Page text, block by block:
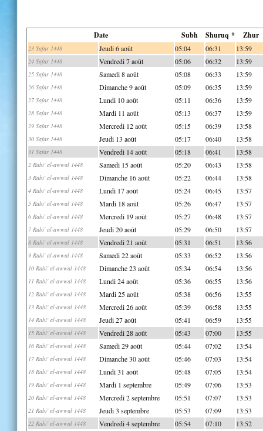
Date Subh Shuruq * Zhur
23 Safar 1448 Jeudi 6 août 05:04 06:31 13:59
24 Safar 1448 Vendredi 7 août 05:06 06:32 13:59
25 Safar 1448 Samedi 8 août 05:08 06:33 13:59
26 Safar 1448 Dimanche 9 août 05:09 06:35 13:59
27 Safar 1448 Lundi 10 août 05:11 06:36 13:59
28 Safar 1448 Mardi 11 août 05:13 06:37 13:59
29 Safar 1448 Mercredi 12 août 05:15 06:39 13:58
30 Safar 1448 Jeudi 13 août 05:17 06:40 13:58
31 Safar 1448 Vendredi 14 août 05:18 06:41 13:58
2 Rabi' al-awwal 1448 Samedi 15 août 05:20 06:43 13:58
3 Rabi' al-awwal 1448 Dimanche 16 août 05:22 06:44 13:58
4 Rabi' al-awwal 1448 Lundi 17 août 05:24 06:45 13:57
5 Rabi' al-awwal 1448 Mardi 18 août 05:26 06:47 13:57
6 Rabi' al-awwal 1448 Mercredi 19 août 05:27 06:48 13:57
7 Rabi' al-awwal 1448 Jeudi 20 août 05:29 06:50 13:57
8 Rabi' al-awwal 1448 Vendredi 21 août 05:31 06:51 13:56
9 Rabi' al-awwal 1448 Samedi 22 août 05:33 06:52 13:56
10 Rabi' al-awwal 1448 Dimanche 23 août 05:34 06:54 13:56
11 Rabi' al-awwal 1448 Lundi 24 août 05:36 06:55 13:56
12 Rabi' al-awwal 1448 Mardi 25 août 05:38 06:56 13:55
13 Rabi' al-awwal 1448 Mercredi 26 août 05:39 06:58 13:55
14 Rabi' al-awwal 1448 Jeudi 27 août 05:41 06:59 13:55
15 Rabi' al-awwal 1448 Vendredi 28 août 05:43 07:00 13:55
16 Rabi' al-awwal 1448 Samedi 29 août 05:44 07:02 13:54
17 Rabi' al-awwal 1448 Dimanche 30 août 05:46 07:03 13:54
18 Rabi' al-awwal 1448 Lundi 31 août 05:48 07:05 13:54
19 Rabi' al-awwal 1448 Mardi 1 septembre 05:49 07:06 13:53
20 Rabi' al-awwal 1448 Mercredi 2 septembre 05:51 07:07 13:53
21 Rabi' al-awwal 1448 Jeudi 3 septembre 05:53 07:09 13:53
22 Rabi' al-awwal 1448 Vendredi 4 septembre 05:54 07:10 13:52